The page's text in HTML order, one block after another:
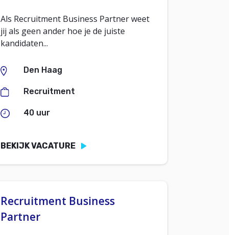
Als Recruitment Business Partner weet
jij als geen ander hoe je de juiste
kandidaten...
Den Haag
Recruitment
40 uur
BEKIJK VACATURE
Recruitment Business
Partner